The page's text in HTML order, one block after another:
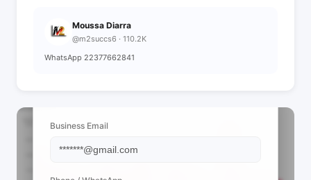
Moussa Diarra
@m2succs6 · 110.2K
WhatsApp 22377662841
Business Email